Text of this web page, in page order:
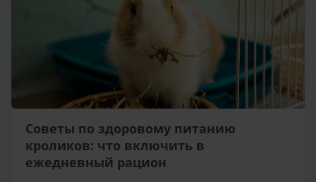
Советы по здоровому питанию
кроликов: что включить в
ежедневный рацион